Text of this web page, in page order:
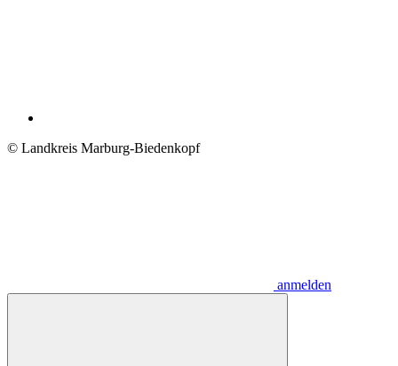
© Landkreis Marburg-Biedenkopf
anmelden